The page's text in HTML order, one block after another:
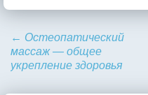
← Остеопатический
массаж — общее
укрепление здоровья